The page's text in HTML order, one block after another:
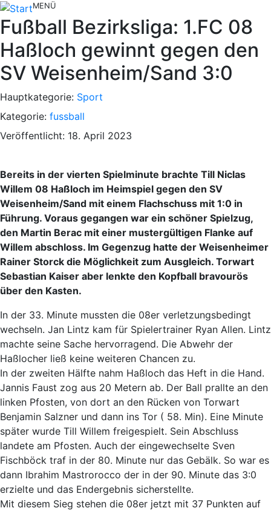
MENÜ
Fußball Bezirksliga: 1.FC 08
Haßloch gewinnt gegen den
SV Weisenheim/Sand 3:0
Hauptkategorie: Sport
Kategorie: fussball
Veröffentlicht: 18. April 2023
Bereits in der vierten Spielminute brachte Till Niclas
Willem 08 Haßloch im Heimspiel gegen den SV
Weisenheim/Sand mit einem Flachschuss mit 1:0 in
Führung. Voraus gegangen war ein schöner Spielzug,
den Martin Berac mit einer mustergültigen Flanke auf
Willem abschloss. Im Gegenzug hatte der Weisenheimer
Rainer Storck die Möglichkeit zum Ausgleich. Torwart
Sebastian Kaiser aber lenkte den Kopfball bravourös
über den Kasten.
In der 33. Minute mussten die 08er verletzungsbedingt
wechseln. Jan Lintz kam für Spielertrainer Ryan Allen. Lintz
machte seine Sache hervorragend. Die Abwehr der
Haßlocher ließ keine weiteren Chancen zu.
In der zweiten Hälfte nahm Haßloch das Heft in die Hand.
Jannis Faust zog aus 20 Metern ab. Der Ball prallte an den
linken Pfosten, von dort an den Rücken von Torwart
Benjamin Salzner und dann ins Tor ( 58. Min). Eine Minute
später wurde Till Willem freigespielt. Sein Abschluss
landete am Pfosten. Auch der eingewechselte Sven
Fischböck traf in der 80. Minute nur das Gebälk. So war es
dann Ibrahim Mastrorocco der in der 90. Minute das 3:0
erzielte und das Endergebnis sicherstellte.
Mit diesem Sieg stehen die 08er jetzt mit 37 Punkten auf